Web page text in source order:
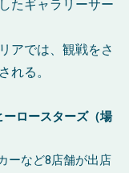
たギャラリーサー
アでは、観戦をさ
れる。
ロースターズ（場
ーなど8店舗が出店